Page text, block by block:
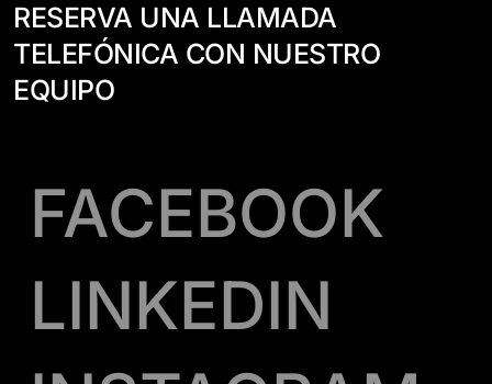
RESERVA UNA LLAMADA
TELEFÓNICA CON NUESTRO
EQUIPO
FACEBOOK
LINKEDIN